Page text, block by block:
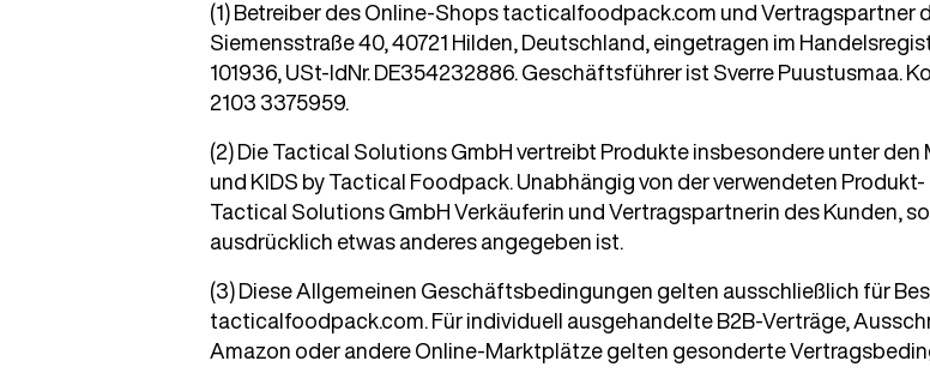
(1) Betreiber des Online-Shops tacticalfoodpack.com und Vertragspartner
Siemensstraße 40, 40721 Hilden, Deutschland, eingetragen im
101936, USt-IdNr. DE354232886. Geschäftsführer ist Sverre Puustusmaa.
2103 3375959.
(2) Die Tactical Solutions GmbH vertreibt Produkte insbesondere unter
und KIDS by Tactical Foodpack. Unabhängig von der verwendeten
Tactical Solutions GmbH Verkäuferin und Vertragspartnerin des Kunden,
ausdrücklich etwas anderes angegeben ist.
(3) Diese Allgemeinen Geschäftsbedingungen gelten ausschließlich für
tacticalfoodpack.com. Für individuell ausgehandelte B2B-Verträge,
Amazon oder andere Online-Marktplätze gelten gesonderte